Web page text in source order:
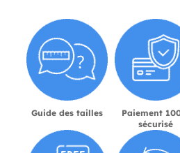
Guide des tailles
Paiement
sécurisé